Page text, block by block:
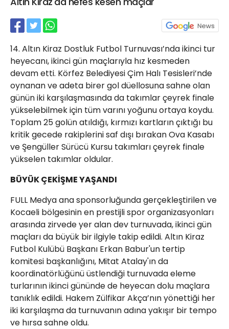
14. Altın Kiraz Dostluk Futbol Turnuvası’nda ikinci tur
heyecanı, ikinci gün maçlarıyla hız kesmeden
devam etti. Körfez Belediyesi Çim Halı Tesisleri’nde
oynanan ve adeta birer gol düellosuna sahne olan
günün iki karşılaşmasında da takımlar çeyrek finale
yükselebilmek için tüm varını yoğunu ortaya koydu.
Toplam 25 golün atıldığı, kırmızı kartların çıktığı bu
kritik gecede rakiplerini saf dışı bırakan Ova Kasabı
ve Şengüller Sürücü Kursu takımları çeyrek finale
yükselen takımlar oldular.
BÜYÜK ÇEKİŞME YAŞANDI
FULL Medya ana sponsorluğunda gerçekleştirilen ve
Kocaeli bölgesinin en prestijli spor organizasyonları
arasında zirvede yer alan dev turnuvada, ikinci gün
maçları da büyük bir ilgiyle takip edildi. Altın Kiraz
Futbol Kulübü Başkanı Erkan Babur'un tertip
komitesi başkanlığını, Mitat Atalay'ın da
koordinatörlüğünü üstlendiği turnuvada eleme
turlarının ikinci gününde de heyecan dolu maçlara
tanıklık edildi. Hakem Zülfikar Akça’nın yönettiği her
iki karşılaşma da turnuvanın adına yakışır bir tempo
ve hırsa sahne oldu.
21 Gölcük
02624132333